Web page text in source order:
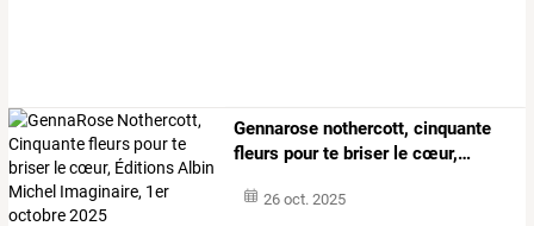
Gennarose nothercott, cinquante
fleurs pourte briserle cœur,…
26 oct. 2025